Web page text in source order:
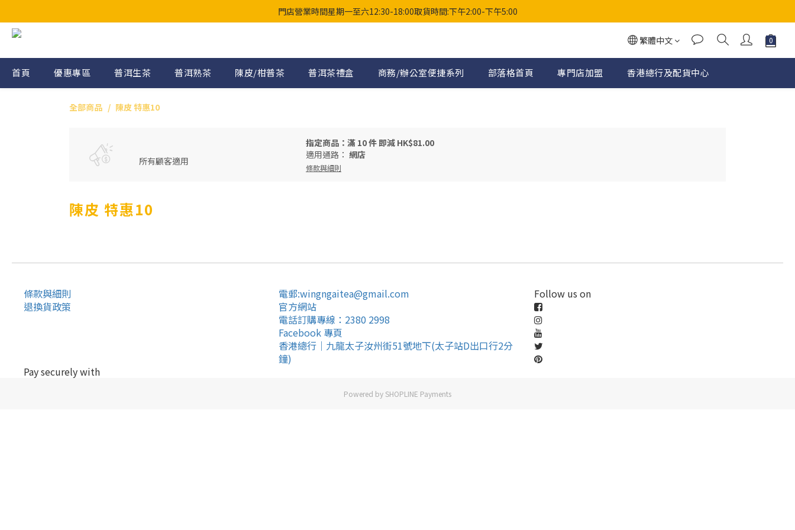
門店營業時間星期一至六12:30-18:00取貨時間:下午2:00-下午5:00
繁體中文
首頁 優惠專區 普洱生茶 普洱熟茶 陳皮/柑普茶 普洱茶禮盒 商務/辦公室便捷系列 部落格首頁 專門店加盟 香港總行及配貨中心
全部商品 陳皮 特惠10
所有顧客適用
指定商品：滿 10 件 即減 HK$81.00
適用通路： 網店
條款與細則
陳皮 特惠10
條款與細則
退換貨政策
電郵:wingngaitea@gmail.com
官方網站
電話訂購專線：2380 2998
Facebook 專頁
香港總行｜九龍太子汝州街51號地下(太子站D出口行2分
鐘)
Follow us on
Pay securely with
Powered by SHOPLINE Payments